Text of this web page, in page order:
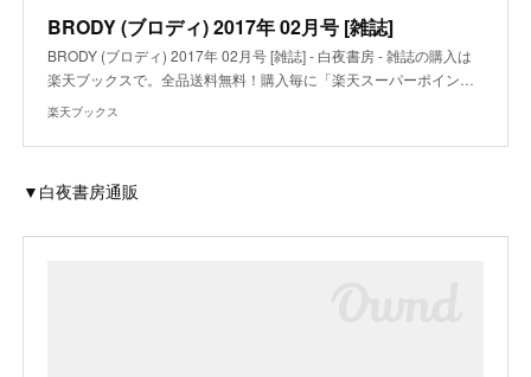
BRODY (ブロディ) 2017年 02月号 [雑誌]
BRODY (ブロディ) 2017年 02月号 [雑誌] - 白夜書房 - 雑誌の購入は
楽天ブックスで。全品送料無料！購入毎に「楽天スーパーポイン…
楽天ブックス
▼白夜書房通販